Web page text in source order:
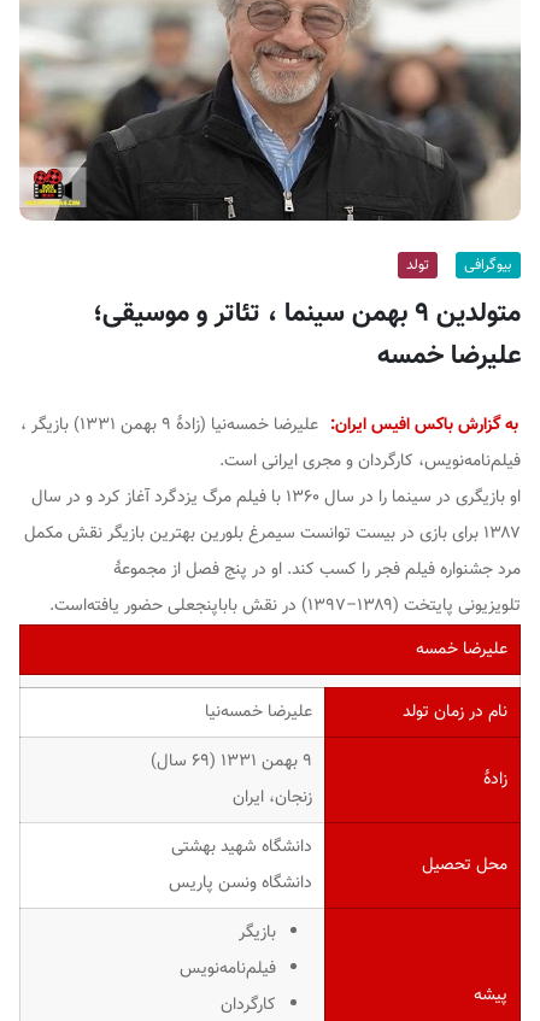
س
ا
ی
ر
ا
ن
بیوگرافی تولد
متولدین ۹ بهمن سینما ، تئاتر و موسیقی؛
علیرضا خمسه
به گزارش باکس افیس ایران:
علیرضا خمسه‌نیا (زادهٔ ۹ بهمن ۱۳۳۱) بازیگر ،
فیلم‌نامه‌نویس، کارگردان و مجری ایرانی است.
او بازیگری در سینما را در سال ۱۳۶۰ با فیلم
مرگ یزدگردآغاز کرد و در سال
۱۳۸۷ برای بازی در
بیست توانست سیمرغ بلورین بهترین بازیگر نقش مکمل
مرد جشنواره فیلم فجر را کسب کند. او در پنج فصل از مجموعهٔ
تلویزیونی پایتخت (۱۳۸۹–۱۳۹۷) در نقش باباپنجعلی حضور یافته‌است.
علیرضا خمسه
نام در زمان تولد علیرضا خمسه‌نیا
زادهٔ
۹ بهمن ۱۳۳۱ ‏(۶۹ سال)
زنجان، ایران
محل تحصیل
دانشگاه شهید بهشتی
دانشگاه ونسن پاریس
پیشه
بازیگر
فیلم‌نامه‌نویس
کارگردان